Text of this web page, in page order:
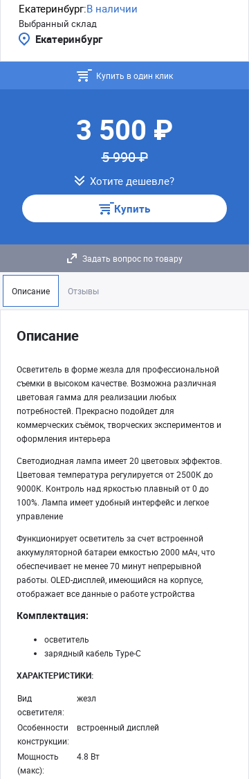
Екатеринбург:В наличии
Выбранный склад
Екатеринбург
Купить в один клик
3 500 ₽
5 990 ₽
Хотите дешевле?
Купить
Задать вопрос по товару
Описание Отзывы
Описание
Осветитель в форме жезла для профессиональной
съемки в высоком качестве. Возможна различная
цветовая гамма для реализации любых
потребностей. Прекрасно подойдет для
коммерческих съёмок, творческих экспериментов и
оформления интерьера
Светодиодная лампа имеет 20 цветовых эффектов.
Цветовая температура регулируется от 2500К до
9000К. Контроль над яркостью плавный от 0 до
100%. Лампа имеет удобный интерфейс и легкое
управление
Функционирует осветитель за счет встроенной
аккумуляторной батареи емкостью 2000 мАч, что
обеспечивает не менее 70 минут непрерывной
работы. OLED-дисплей, имеющийся на корпусе,
отображает все данные о работе устройства
Комплектация:
осветитель
зарядный кабель Type-C
ХАРАКТЕРИСТИКИ:
Вид
осветителя:
жезл
Особенности
конструкции:
встроенный дисплей
Мощность
(макс):
4.8 Вт